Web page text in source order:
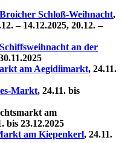
Schloß-Weihnacht,
– 14.12.2025, 20.12. –
an der
am Aegidiimarkt, 24.11.
Markt, 24.11. bis
am
bis 23.12.2025
am Kiepenkerl, 24.11.